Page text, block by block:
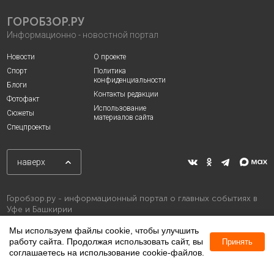
ГОРОБЗОР.РУ
Информационно - новостной портал
Новости
Спорт
Блоги
Фотофакт
Сюжеты
Спецпроекты
О проекте
Политика
конфиденциальности
Контакты редакции
Использование
материалов сайта
наверх
Горобзор.ру - информационный портал о главных событиях в
Уфе и Башкирии
Мы используем файлы cookie, чтобы улучшить
работу сайта. Продолжая использовать сайт, вы
соглашаетесь на использование cookie-файлов.
Принять